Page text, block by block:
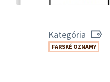
Kategória
FARSKÉ OZNAMY